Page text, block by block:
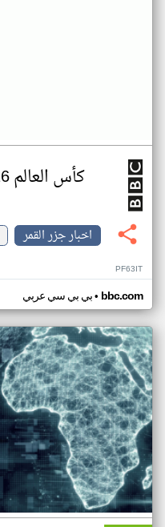
كأس العالم 2026
اخبار جزر القمر
PF63IT
بي بي سي عربي• bbc.com